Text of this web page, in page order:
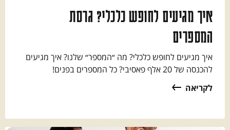
איך מגיעים לחופש כלכלי? גרסת
המספרים
איך מגיעים לחופש כלכלי? מה ״המספר״ שלנו? איך מגיעים
להכנסה של 20 אלף פאסיבי? כל המספרים בפנים!
לקריאה